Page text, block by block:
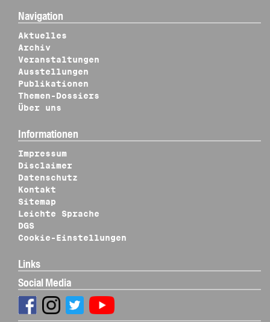
Navigation
Aktuelles
Archiv
Veranstaltungen
Ausstellungen
Publikationen
Themen-Dossiers
Über uns
Informationen
Impressum
Disclaimer
Datenschutz
Kontakt
Sitemap
Leichte Sprache
DGS
Cookie-Einstellungen
Links
Social Media